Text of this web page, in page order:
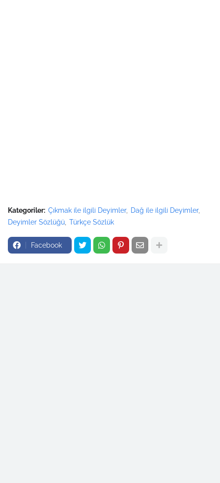
Kategoriler: Çıkmak ile ilgili Deyimler
Dağ ile ilgili Deyimler
Deyimler Sözlüğü Türkçe Sözlük
Facebook